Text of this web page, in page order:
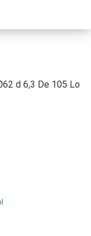
d 6,3 De 105 Lo